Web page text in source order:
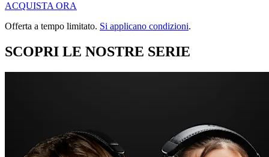
ACQUISTA ORA
Offerta a tempo limitato. Si applicano condizioni.
SCOPRI LE NOSTRE SERIE